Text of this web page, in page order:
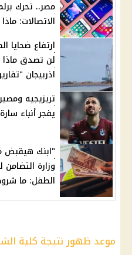
مصر.. تحرك
الاتصالات:
لن تصدق ماذا
اذربيجان
تريزيجيه
يفجر أنباء
"ابنك
وزارة
الطفل: ما
موعد ظهور نتيجة كلية الشرطة